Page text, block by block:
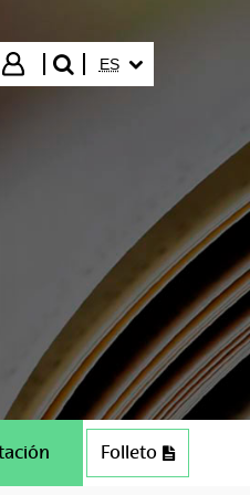
Iniciar sesión
buscar"
ES
Folleto